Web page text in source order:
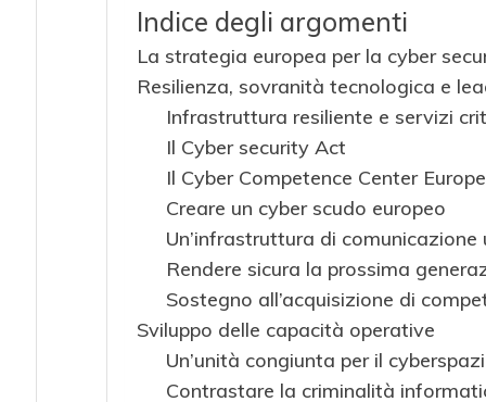
Indice degli argomenti
La strategia europea per la cyber
Resilienza, sovranità tecnologica e
Infrastruttura resiliente e servizi
Il Cyber security Act
Il Cyber Competence Center
Creare un cyber scudo europeo
Un’infrastruttura di comunicazione
Rendere sicura la prossima
Sostegno all’acquisizione di
Sviluppo delle capacità operative
Un’unità congiunta per il
Contrastare la criminalità